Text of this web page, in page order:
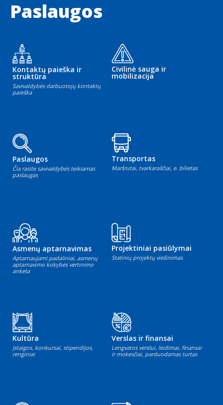
Paslaugos
Kontaktų paieška ir
struktūra
Savivaldybės darbuotojų kontaktų
paieška
Civilinė sauga ir
mobilizacija
Paslaugos
Čia rasite savivaldybės teikiamas
paslaugas
Transportas
Maršrutai, tvarkaraščiai, e. bilietas
Asmenų aptarnavimas
Aptarnaujami padaliniai, asmenų
aptarnavimo kokybės vertinimo
anketa
Projektiniai pasiūlymai
Statinių projektų viešinimas
Kultūra
Įstaigos, konkursai, stipendijos,
renginiai
Verslas ir finansai
Lengvatos verslui, leidimai, finansai
ir mokesčiai, parduodamas turtas